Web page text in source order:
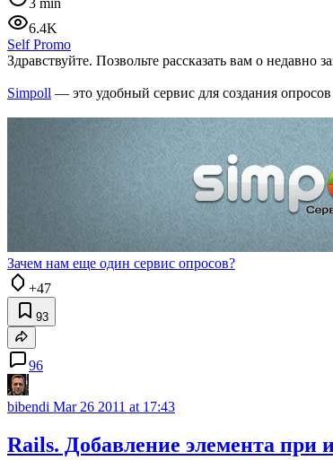
6.4K
Self Promo
Здравствуйте. Позвольте рассказать вам о недавно
Simpoll — это удобный сервис для создания
Зачем нам еще один сервис опросов?
+47
93
96
bibendi Mar 26 2011 at 17:43
Rails. Добавление элемента при